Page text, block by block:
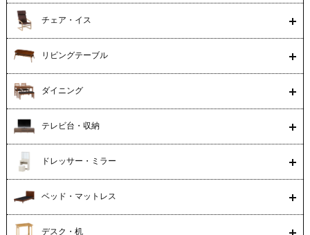
チェア・イス
リビングテーブル
ダイニング
テレビ台・収納
ドレッサー・ミラー
ベッド・マットレス
デスク・机